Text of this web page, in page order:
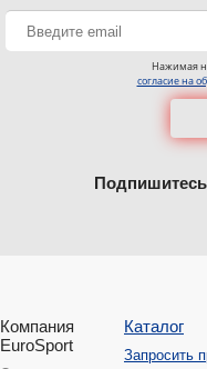
Нажимая
согласие на
Компания
EuroSport
Каталог
Запросить